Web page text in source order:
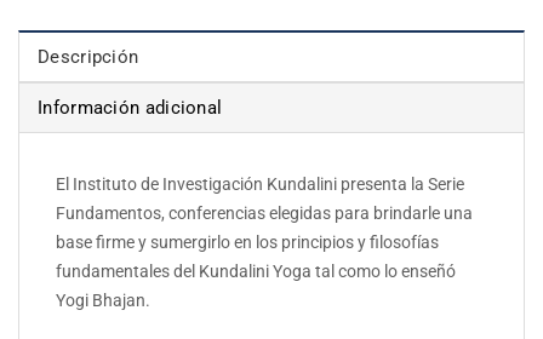
Descripción
Información adicional
El Instituto de Investigación Kundalini presenta la Serie
Fundamentos, conferencias elegidas para brindarle una
base firme y sumergirlo en los principios y filosofías
fundamentales del Kundalini Yoga tal como lo enseñó
Yogi Bhajan.